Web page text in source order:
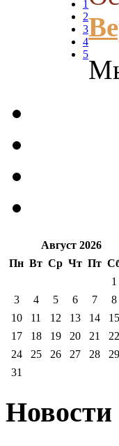
1
2
3
4
5
Август 2026
Пн Вт Ср Чт Пт
1
3
4 5 6 7 8
10
11 12 13 14 15
17
18 19 20 21 22
24
25 26 27 28 29
31
Новости